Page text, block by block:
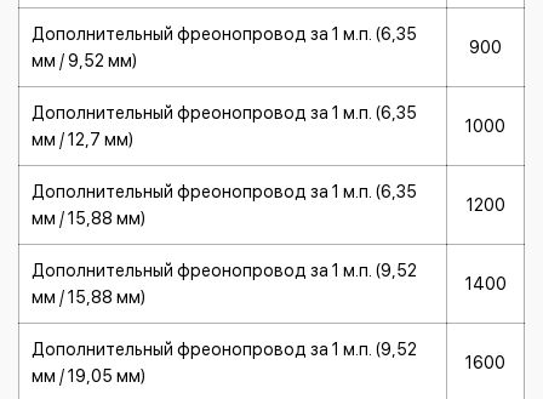
Дополнительный фреонопровод за 1 м.п. (6,35
мм / 9,52 мм)
900
Дополнительный фреонопровод за 1 м.п. (6,35
мм / 12,7 мм)
1000
Дополнительный фреонопровод за 1 м.п. (6,35
мм / 15,88 мм)
1200
Дополнительный фреонопровод за 1 м.п. (9,52
мм / 15,88 мм)
1400
Дополнительный фреонопровод за 1 м.п. (9,52
мм / 19,05 мм)
1600